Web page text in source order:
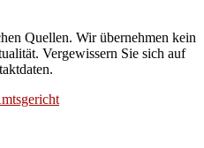
Quellen. Wir übernehmen kein
Vergewissern Sie sich auf